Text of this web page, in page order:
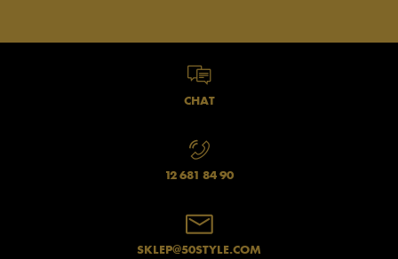
CHAT
12 681 84 90
SKLEP@50STYLE.COM